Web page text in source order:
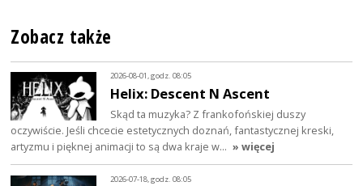
Zobacz także
2026-08-01, godz. 08:05
Helix: Descent N Ascent
Skąd ta muzyka? Z frankofońskiej duszy
oczywiście. Jeśli chcecie estetycznych doznań, fantastycznej kreski,
artyzmu i pięknej animacji to są dwa kraje w… » więcej
2026-07-18, godz. 08:05